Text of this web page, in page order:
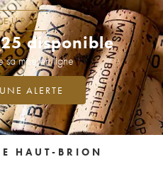
disponible
sa mise en ligne
ALERTE
HAUT-BRION